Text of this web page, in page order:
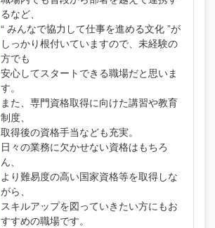
るなど、
“ みんなで協力して仕事を進める文化 ”が
しっかり根付いていますので、未経験の
方でも
安心してスタートできる職場だと思いま
す。
また、専門資格取得に向けた講習や教育
制度、
取得後の資格手当なども充実。
日々の業務に欠かせない資格はもちろ
ん、
より難易度の高い国家資格等を取得しな
がら、
スキルアップを図っていきたい方にもお
すすめの職場です。